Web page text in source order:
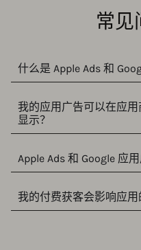
常见
什么是 Apple Ads 和
我的应用广告可以在应
显示？
Apple Ads 和 Google 应
我的付费获客会影响应用